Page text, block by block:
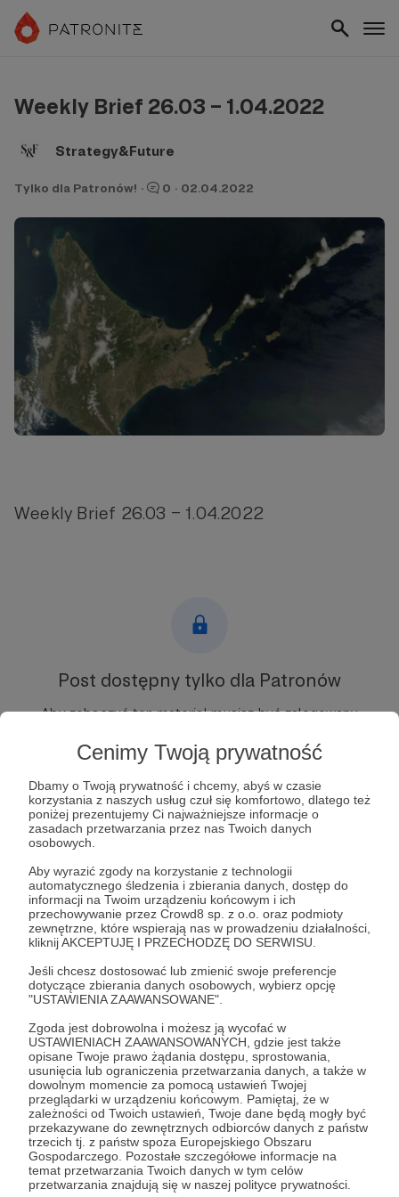
Cenimy Twoją prywatność
Dbamy o Twoją prywatność i chcemy, abyś w czasie
korzystania z naszych usług czuł się komfortowo, dlatego też
poniżej prezentujemy Ci najważniejsze informacje o
zasadach przetwarzania przez nas Twoich danych
osobowych.
Aby wyrazić zgody na korzystanie z technologii
automatycznego śledzenia i zbierania danych, dostęp do
informacji na Twoim urządzeniu końcowym i ich
przechowywanie przez Crowd8 sp. z o.o. oraz podmioty
zewnętrzne, które wspierają nas w prowadzeniu działalności,
kliknij AKCEPTUJĘ I PRZECHODZĘ DO SERWISU.
Jeśli chcesz dostosować lub zmienić swoje preferencje
dotyczące zbierania danych osobowych, wybierz opcję
"USTAWIENIA ZAAWANSOWANE".
Zgoda jest dobrowolna i możesz ją wycofać w
USTAWIENIACH ZAAWANSOWANYCH, gdzie jest także
opisane Twoje prawo żądania dostępu, sprostowania,
usunięcia lub ograniczenia przetwarzania danych, a także w
dowolnym momencie za pomocą ustawień Twojej
przeglądarki w urządzeniu końcowym. Pamiętaj, że w
zależności od Twoich ustawień, Twoje dane będą mogły być
przekazywane do zewnętrznych odbiorców danych z państw
trzecich tj. z państw spoza Europejskiego Obszaru
Gospodarczego. Pozostałe szczegółowe informacje na
temat przetwarzania Twoich danych w tym celów
przetwarzania znajdują się w naszej polityce prywatności.
Weekly Brief 26.03 – 1.04.2022
Strategy&Future
Tylko dla Patronów! · 0 · 02.04.2022
Weekly Brief 26.03 – 1.04.2022
Post dostępny tylko dla Patronów
Aby zobaczyć ten materiał musisz być zalogowany
Zostań Patronem
Zaloguj się
Świat USA Weekly Brief
Udostępnij
Strategy&Future
Zobacz profil autora